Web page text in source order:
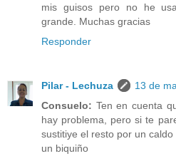
mis guisos pero no he
grande. Muchas gracias
Responder
Pilar - Lechuza
13 de
Consuelo: Ten en cuenta
hay problema, pero si te
sustitiye el resto por un caldo
un biquiño